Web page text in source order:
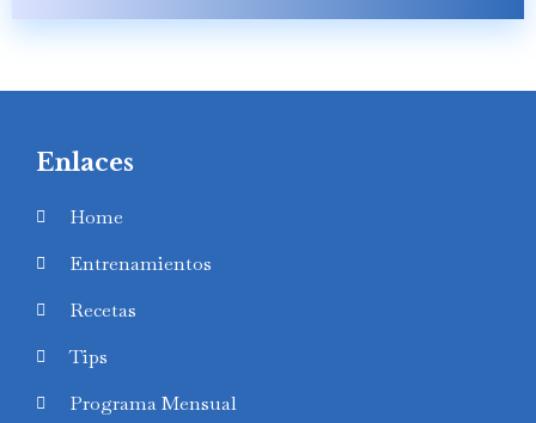
Enlaces
Home
Entrenamientos
Recetas
Tips
Programa Mensual